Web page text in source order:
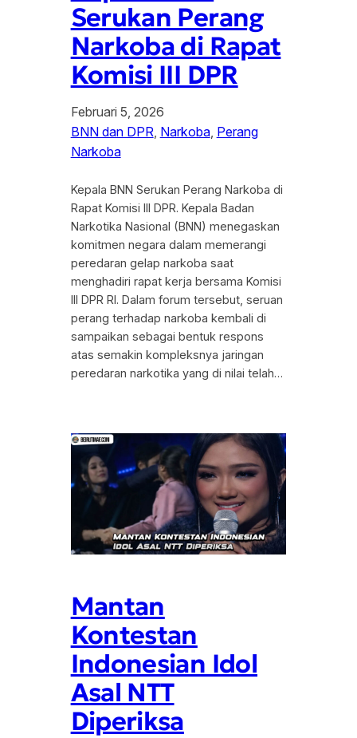
Serukan Perang
Narkoba di Rapat
Komisi III DPR
Februari 5, 2026
BNN dan DPR, Narkoba, Perang
Narkoba
Kepala BNN Serukan Perang Narkoba di
Rapat Komisi III DPR. Kepala Badan
Narkotika Nasional (BNN) menegaskan
komitmen negara dalam memerangi
peredaran gelap narkoba saat
menghadiri rapat kerja bersama Komisi
III DPR RI. Dalam forum tersebut, seruan
perang terhadap narkoba kembali di
sampaikan sebagai bentuk respons
atas semakin kompleksnya jaringan
peredaran narkotika yang di nilai telah…
Mantan
Kontestan
Indonesian Idol
Asal NTT
Diperiksa